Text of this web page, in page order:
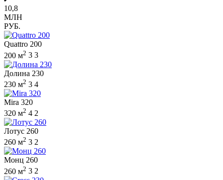
10,8
МЛН
РУБ.
Quattro 200
200 м2 3 3
Долина 230
230 м2 3 4
Mira 320
320 м2 4 2
Лотус 260
260 м2 3 2
Монц 260
260 м2 3 2